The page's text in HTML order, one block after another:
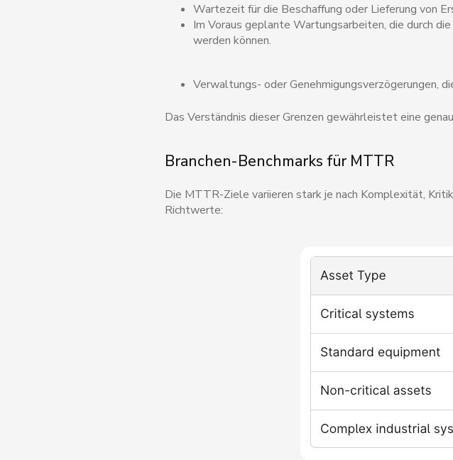
Wartezeit für die Beschaffung oder Lieferung von
Im Voraus geplante Wartungsarbeiten, die durch
werden können.
Verwaltungs- oder Genehmigungsverzögerungen,
Das Verständnis dieser Grenzen gewährleistet eine
Branchen-Benchmarks für MTTR
Die MTTR-Ziele variieren stark je nach Komplexität,
Richtwerte: